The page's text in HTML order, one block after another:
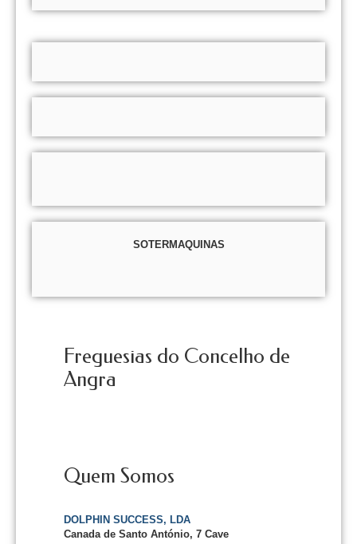
SOTERMAQUINAS
Freguesias do Concelho de
Angra
Quem Somos
DOLPHIN SUCCESS, LDA
Canada de Santo António, 7 Cave